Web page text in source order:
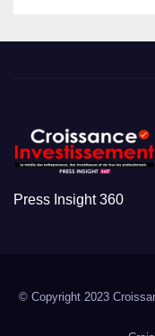
Press Insight 360
© Copyright 2023